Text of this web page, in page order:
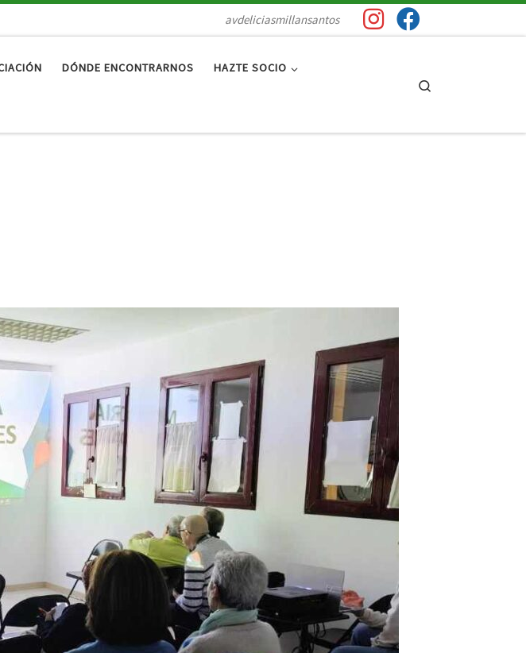
avdeliciasmillansantos
DÓNDE ENCONTRARNOS HAZTE SOCIO